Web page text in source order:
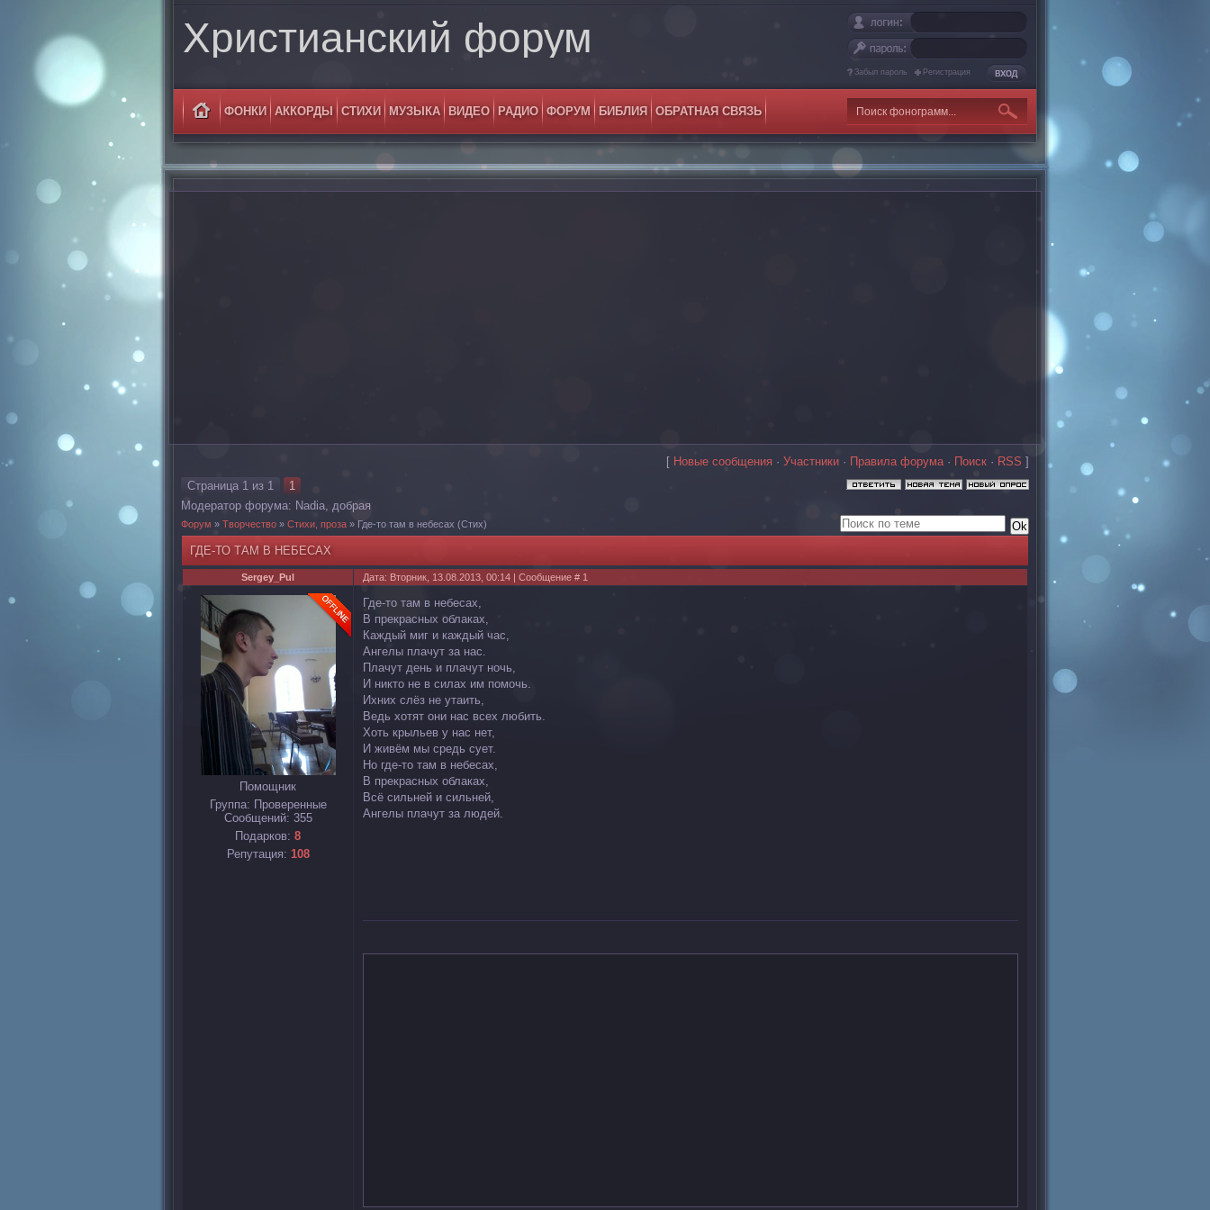
Христианский форум
Забыл пароль Регистрация
ФОНКИ АККОРДЫ СТИХИ МУЗЫКА ВИДЕО РАДИО ФОРУМ БИБЛИЯ ОБРАТНАЯ СВЯЗЬ
[ Новые сообщения · Участники · Правила форума· Поиск · RSS ]
Страница 1 из 1
1
Модератор форума: Nadia, добрая
Форум » Творчество » Стихи, проза » Где-то там в небесах (Стих)
ГДЕ-ТО ТАМ В НЕБЕСАХ
Sergey_Pul Дата: Вторник, 13.08.2013, 00:14 | Сообщение # 1
Помощник
Группа: Проверенные
Сообщений: 355
Подарков: 8
Репутация: 108
Где-то там в небесах,
В прекрасных облаках,
Каждый миг и каждый час,
Ангелы плачут за нас.
Плачут день и плачут ночь,
И никто не в силах им помочь.
Ихних слёз не утаить,
Ведь хотят они нас всех любить.
Хоть крыльев у нас нет,
И живём мы средь сует.
Но где-то там в небесах,
В прекрасных облаках,
Всё сильней и сильней,
Ангелы плачут за людей.